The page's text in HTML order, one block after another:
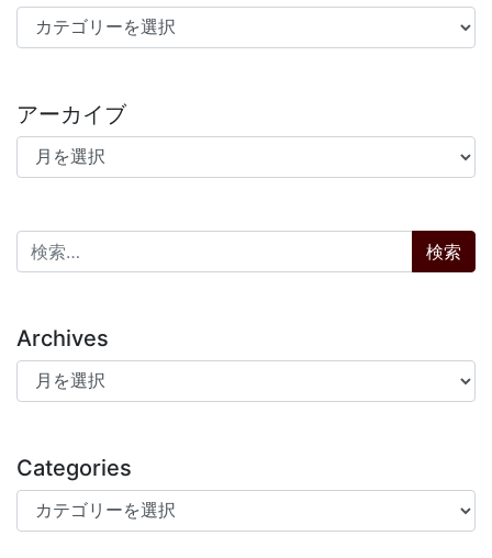
カテゴリー
アーカイブ
アーカイブ
検索:
Archives
Archives
Categories
Categories